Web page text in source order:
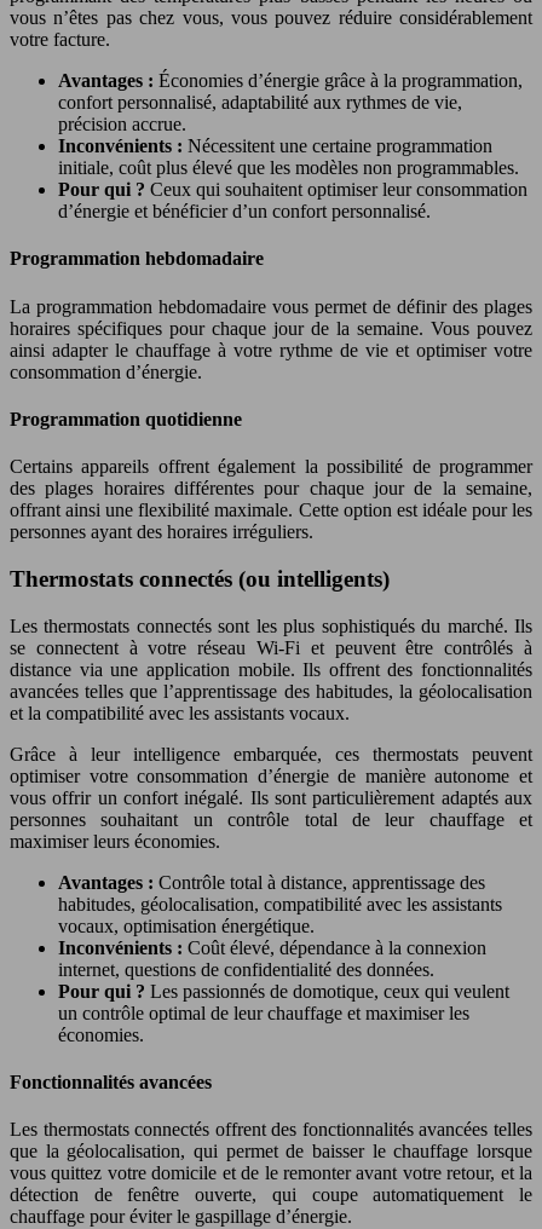
vous n’êtes pas chez vous, vous pouvez réduire considérablement
votre facture.
Avantages : Économies d’énergie grâce à la programmation,
confort personnalisé, adaptabilité aux rythmes de vie,
précision accrue.
Inconvénients : Nécessitent une certaine programmation
initiale, coût plus élevé que les modèles non programmables.
Pour qui ? Ceux qui souhaitent optimiser leur consommation
d’énergie et bénéficier d’un confort personnalisé.
Programmation hebdomadaire
La programmation hebdomadaire vous permet de définir des plages
horaires spécifiques pour chaque jour de la semaine. Vous pouvez
ainsi adapter le chauffage à votre rythme de vie et optimiser votre
consommation d’énergie.
Programmation quotidienne
Certains appareils offrent également la possibilité de programmer
des plages horaires différentes pour chaque jour de la semaine,
offrant ainsi une flexibilité maximale. Cette option est idéale pour les
personnes ayant des horaires irréguliers.
Thermostats connectés (ou intelligents)
Les thermostats connectés sont les plus sophistiqués du marché. Ils
se connectent à votre réseau Wi-Fi et peuvent être contrôlés à
distance via une application mobile. Ils offrent des fonctionnalités
avancées telles que l’apprentissage des habitudes, la géolocalisation
et la compatibilité avec les assistants vocaux.
Grâce à leur intelligence embarquée, ces thermostats peuvent
optimiser votre consommation d’énergie de manière autonome et
vous offrir un confort inégalé. Ils sont particulièrement adaptés aux
personnes souhaitant un contrôle total de leur chauffage et
maximiser leurs économies.
Avantages : Contrôle total à distance, apprentissage des
habitudes, géolocalisation, compatibilité avec les assistants
vocaux, optimisation énergétique.
Inconvénients : Coût élevé, dépendance à la connexion
internet, questions de confidentialité des données.
Pour qui ? Les passionnés de domotique, ceux qui veulent
un contrôle optimal de leur chauffage et maximiser les
économies.
Fonctionnalités avancées
Les thermostats connectés offrent des fonctionnalités avancées telles
que la géolocalisation, qui permet de baisser le chauffage lorsque
vous quittez votre domicile et de le remonter avant votre retour, et la
détection de fenêtre ouverte, qui coupe automatiquement le
chauffage pour éviter le gaspillage d’énergie.